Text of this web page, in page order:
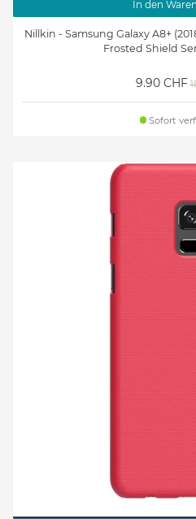
In den
Nillkin - Samsung Galaxy A8+
Frosted Shield
9.90 CHF
Sofort